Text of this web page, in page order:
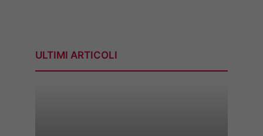
ULTIMI ARTICOLI